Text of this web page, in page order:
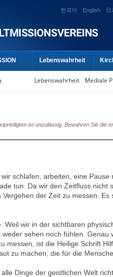
한국어 English 日
Lebenswahrheit
Lebenswahrheit Mediale
ist unzulässig. Bewahren Sie die
schlafen, arbeiten, eine Pause
tun. Da wir den Zeitfluss nicht
der Zeit zu messen. Es
Weil wir in der sichtbaren
sehen noch fühlen. Genau
messen, ist die Heilige Schrift
zu machen, die für die
Dinge der geistlichen Welt